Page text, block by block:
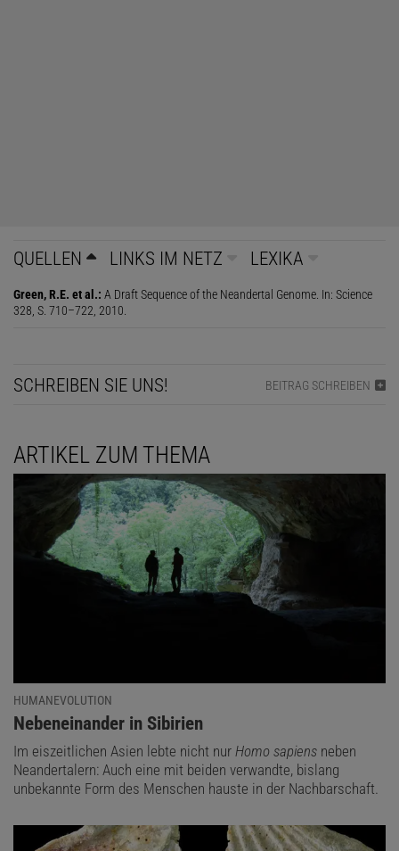
QUELLEN LINKS IM NETZ LEXIKA
Green, R.E. et al.: A Draft Sequence of the Neandertal Genome. In: Science
328, S. 710–722, 2010.
SCHREIBEN SIE UNS! BEITRAG SCHREIBEN
ARTIKEL ZUM THEMA
HUMANEVOLUTION
:
Nebeneinander in Sibirien
Im eiszeitlichen Asien lebte nicht nur Homo sapiens neben
Neandertalern: Auch eine mit beiden verwandte, bislang
unbekannte Form des Menschen hauste in der Nachbarschaft.